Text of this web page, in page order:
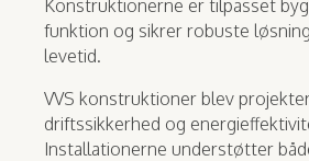
Konstruktionerne er tilpasset
funktion og sikrer robuste
levetid.
VVS konstruktioner blev
driftssikkerhed og
Installationerne understøtter